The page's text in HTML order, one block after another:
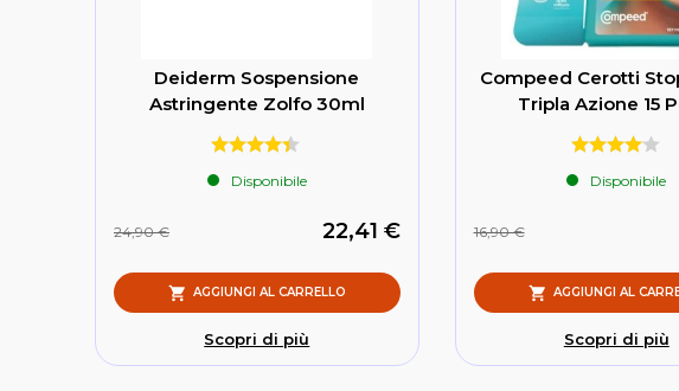
Deiderm Sospensione
Astringente Zolfo 30ml
Disponibile
22,41 €
24,90 €
AGGIUNGI AL CARRELLO
Scopri di più
Compeed Cerotti
Tripla Azione 15
Disponibile
16,90 €
AGGIUNGI AL
Scopri di più